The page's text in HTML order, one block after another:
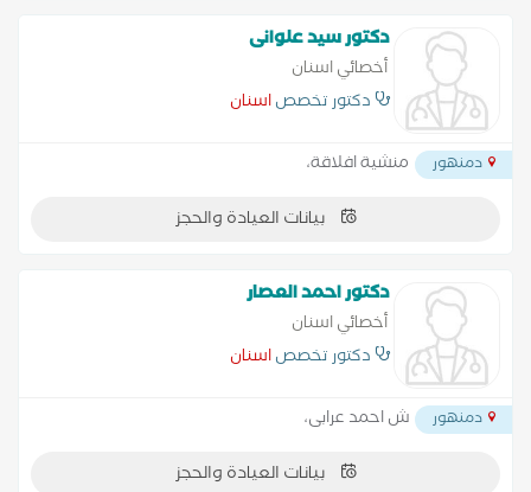
دكتور سيد علوانى
أخصائي اسنان
دكتور تخصصاسنان
دمنهور منشية افلاقة،
بيانات العيادة والحجز
دكتور احمد العصار
أخصائي اسنان
دكتور تخصصاسنان
دمنهور ش احمد عرابى،
بيانات العيادة والحجز